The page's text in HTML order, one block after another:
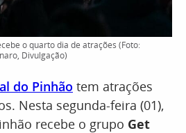
o quarto dia de atrações (Foto:
Divulgação)
do Pinhão tem atrações
Nesta segunda-feira (01),
recebe o grupo Get